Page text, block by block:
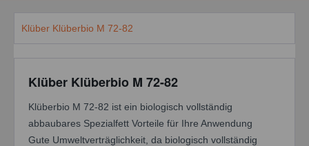
Klüber Klüberbio M 72-82
Klüber Klüberbio M 72-82
Klüberbio M 72-82 ist ein biologisch vollständig
abbaubares Spezialfett Vorteile für Ihre Anwendung
Gute Umweltverträglichkeit, da biologisch vollständig